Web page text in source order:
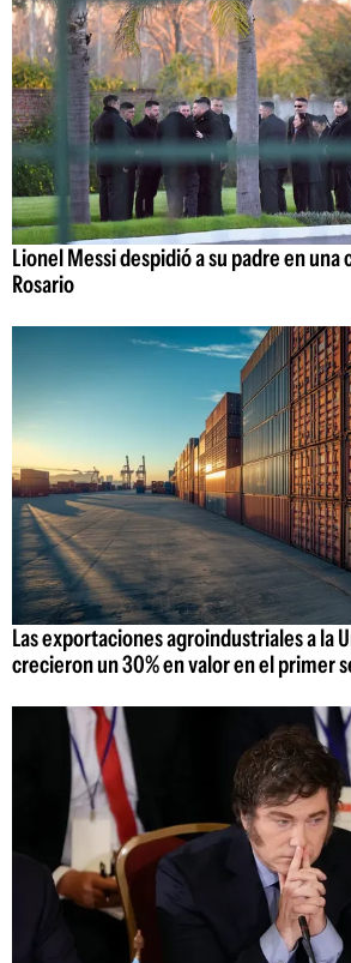
Lionel Messi despidió a su padre en
Rosario
Las exportaciones agroindustriales a la
crecieron un 30% en valor en el primer